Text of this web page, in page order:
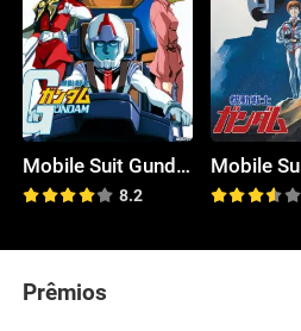
Mobile Suit Gundam
8.2
Prêmios